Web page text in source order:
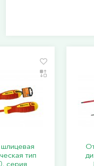
тип
серия